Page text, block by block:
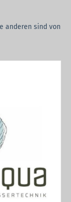
anderen sind von